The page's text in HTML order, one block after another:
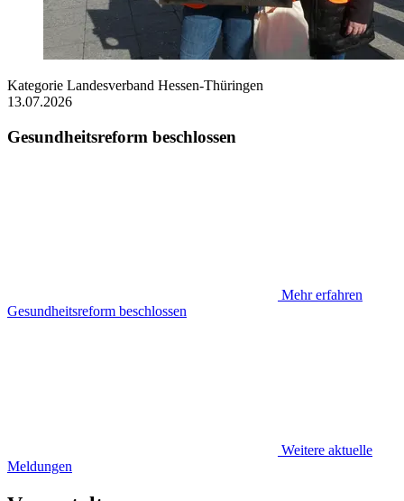
Kategorie Landesverband Hessen-Thüringen
13.07.2026
Gesundheitsreform beschlossen
Mehr erfahren
Gesundheitsreform beschlossen
Weitere aktuelle
Meldungen